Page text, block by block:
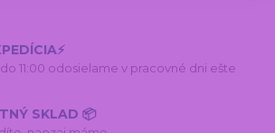
11:00 odosielame v pracovné dni ešte
SKLAD 📦